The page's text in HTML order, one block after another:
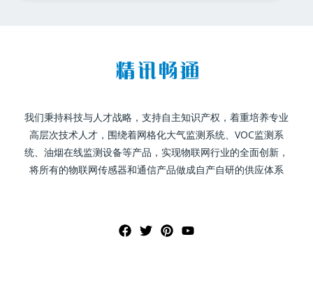
我们秉持科技与人才战略，支持自主知识产权，着重培养专业
高层次技术人才，围绕着网格化大气监测系统、VOC监测系
统、油烟在线监测设备等产品，实现物联网行业的全面创新，
将所有的物联网传感器和通信产品做成自产自研的供应体系